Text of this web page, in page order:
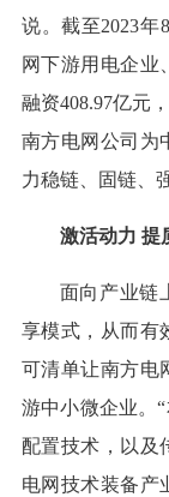
说。截至2023年
网下游用电企业
融资408.97亿元
南方电网公司为
力稳链、固链、
激活动力 提
面向产业链
享模式，从而有
可清单让南方电
游中小微企业。
配置技术，以及
电网技术装备产